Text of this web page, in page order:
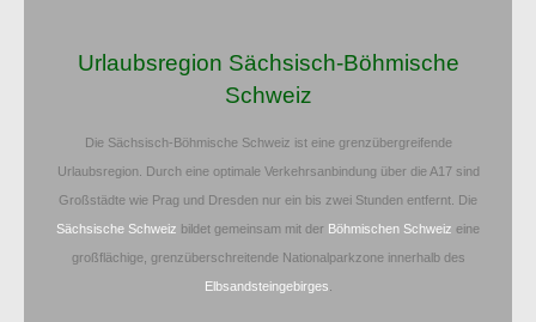
Urlaubsregion Sächsisch-Böhmische
Schweiz
Die Sächsisch-Böhmische Schweiz ist eine grenzübergreifende
Urlaubsregion. Durch eine optimale Verkehrsanbindung über die A17 sind
Großstädte wie Prag und Dresden nur ein bis zwei Stunden entfernt. Die
Sächsische Schweiz bildet gemeinsam mit der Böhmischen Schweiz eine
großflächige, grenzüberschreitende Nationalparkzone innerhalb des
Elbsandsteingebirges